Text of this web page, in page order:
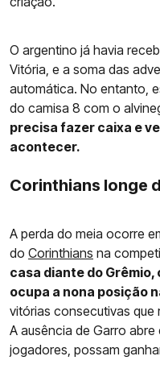
O argentino já havia
Vitória, e a soma das
automática. No entanto,
do camisa 8 com o
precisa fazer caixa e
acontecer.
Corinthians longe
A perda do meia ocorre
do Corinthians na
casa diante do
ocupa a nona posição
vitórias consecutivas
A ausência de Garro
jogadores, possam